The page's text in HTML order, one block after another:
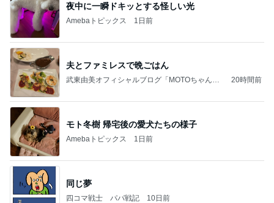
夜中に一瞬ドキッとする怪しい光
Amebaトピックス 1日前
夫とファミレスで晩ごはん
武東由美オフィシャルブログ「MOTOちゃんと
20時間前
モト冬樹 帰宅後の愛犬たちの様子
Amebaトピックス 1日前
同じ夢
四コマ戦士 パパ戦記 10日前